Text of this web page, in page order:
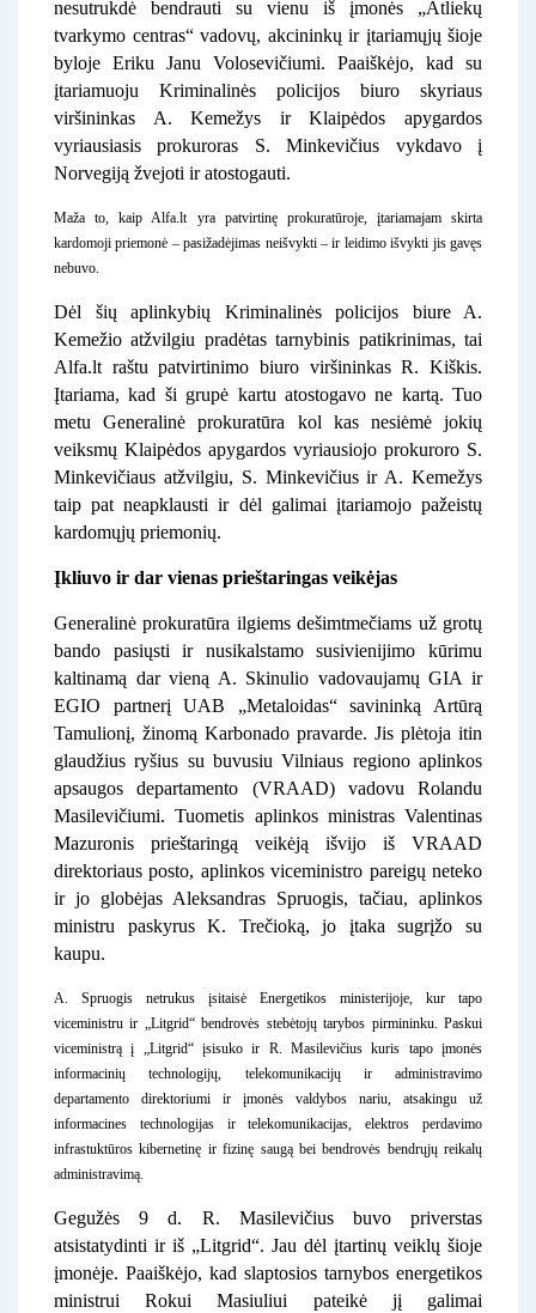
nesutrukdė bendrauti su vienu iš įmonės „Atliekų
tvarkymo centras“ vadovų, akcininkų ir įtariamųjų šioje
byloje Eriku Janu Volosevičiumi. Paaiškėjo, kad su
įtariamuoju Kriminalinės policijos biuro skyriaus
viršininkas A. Kemežys ir Klaipėdos apygardos
vyriausiasis prokuroras S. Minkevičius vykdavo į
Norvegiją žvejoti ir atostogauti.
Maža to, kaip Alfa.lt yra patvirtinę prokuratūroje, įtariamajam skirta
kardomoji priemonė – pasižadėjimas neišvykti – ir leidimo išvykti jis gavęs
nebuvo.
Dėl šių aplinkybių Kriminalinės policijos biure A.
Kemežio atžvilgiu pradėtas tarnybinis patikrinimas, tai
Alfa.lt raštu patvirtinimo biuro viršininkas R. Kiškis.
Įtariama, kad ši grupė kartu atostogavo ne kartą. Tuo
metu Generalinė prokuratūra kol kas nesiėmė jokių
veiksmų Klaipėdos apygardos vyriausiojo prokuroro S.
Minkevičiaus atžvilgiu, S. Minkevičius ir A. Kemežys
taip pat neapklausti ir dėl galimai įtariamojo pažeistų
kardomųjų priemonių.
Įkliuvo ir dar vienas prieštaringas veikėjas
Generalinė prokuratūra ilgiems dešimtmečiams už grotų
bando pasiųsti ir nusikalstamo susivienijimo kūrimu
kaltinamą dar vieną A. Skinulio vadovaujamų GIA ir
EGIO partnerį UAB „Metaloidas“ savininką Artūrą
Tamulionį, žinomą Karbonado pravarde. Jis plėtoja itin
glaudžius ryšius su buvusiu Vilniaus regiono aplinkos
apsaugos departamento (VRAAD) vadovu Rolandu
Masilevičiumi. Tuometis aplinkos ministras Valentinas
Mazuronis prieštaringą veikėją išvijo iš VRAAD
direktoriaus posto, aplinkos viceministro pareigų neteko
ir jo globėjas Aleksandras Spruogis, tačiau, aplinkos
ministru paskyrus K. Trečioką, jo įtaka sugrįžo su
kaupu.
A. Spruogis netrukus įsitaisė Energetikos ministerijoje, kur tapo
viceministru ir „Litgrid“ bendrovės stebėtojų tarybos pirmininku. Paskui
viceministrą į „Litgrid“ įsisuko ir R. Masilevičius kuris tapo įmonės
informacinių technologijų, telekomunikacijų ir administravimo
departamento direktoriumi ir įmonės valdybos nariu, atsakingu už
informacines technologijas ir telekomunikacijas, elektros perdavimo
infrastuktūros kibernetinę ir fizinę saugą bei bendrovės bendrųjų reikalų
administravimą.
Gegužės 9 d. R. Masilevičius buvo priverstas
atsistatydinti ir iš „Litgrid“. Jau dėl įtartinų veiklų šioje
įmonėje. Paaiškėjo, kad slaptosios tarnybos energetikos
ministrui Rokui Masiuliui pateikė jį galimai